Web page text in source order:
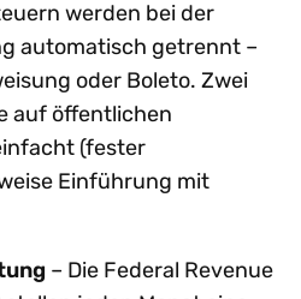
werden bei der
automatisch getrennt –
oder Boleto. Zwei
auf öffentlichen
(fester
Einführung mit
– Die Federal Revenue